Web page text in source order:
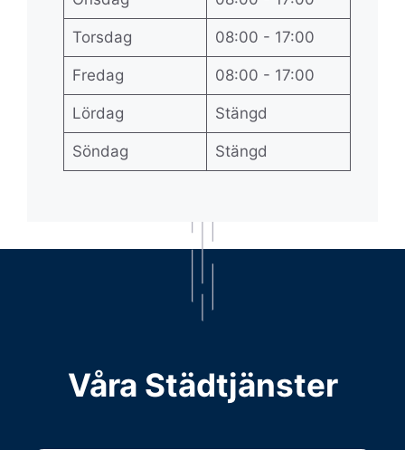
Torsdag 08:00 - 17:00
Fredag 08:00 - 17:00
Lördag Stängd
Söndag Stängd
Våra Städtjänster